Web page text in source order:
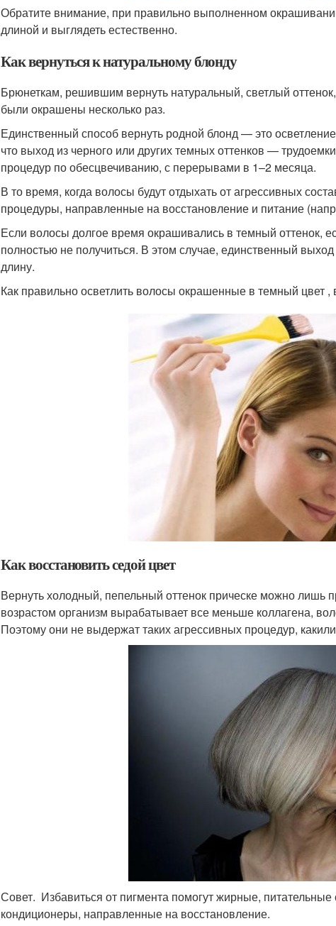
Обратите внимание, при правильно выполненном
длиной и выглядеть естественно.
Как вернуться к натуральному блонду
Брюнеткам, решившим вернуть натуральный, светлый
были окрашены несколько раз.
Единственный способ вернуть родной блонд — это
что выход из черного или других темных оттенков —
процедур по обесцвечиванию, с перерывами в 1–2 месяца.
В то время, когда волосы будут отдыхать от агрессивных
процедуры, направленные на восстановление и питание
Если волосы долгое время окрашивались в темный оттенок,
полностью не получиться. В этом случае, единственный
длину.
Как правильно осветлить волосы окрашенные в темный цвет
Как восстановить седой цвет
Вернуть холодный, пепельный оттенок прическе можно
возрастом организм вырабатывает все меньше коллагена,
Поэтому они не выдержат таких агрессивных процедур,
Совет. Избавиться от пигмента помогут жирные,
кондиционеры, направленные на восстановление.